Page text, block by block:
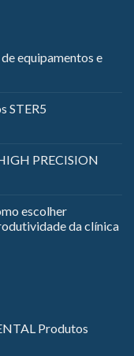
equipamentos e
STER5
PRECISION
escolher
da clínica
Produtos